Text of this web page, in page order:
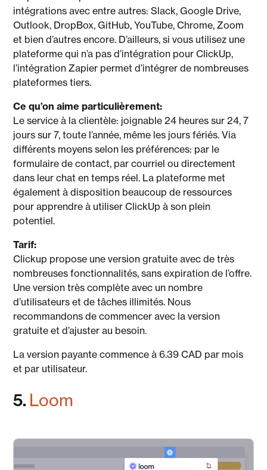
intégrations avec entre autres: Slack, Google Drive,
Outlook, DropBox, GitHub, YouTube, Chrome, Zoom
et bien d’autres encore. D’ailleurs, si vous utilisez une
plateforme qui n’a pas d’intégration pour ClickUp,
l’intégration Zapier permet d’intégrer de nombreuses
plateformes tiers.
Ce qu’on aime particulièrement:
Le service à la clientèle: joignable 24 heures sur 24, 7
jours sur 7, toute l’année, même les jours fériés. Via
différents moyens selon les préférences: par le
formulaire de contact, par courriel ou directement
dans leur chat en temps réel. La plateforme met
également à disposition beaucoup de ressources
pour apprendre à utiliser ClickUp à son plein
potentiel.
Tarif:
Clickup propose une version gratuite avec de très
nombreuses fonctionnalités, sans expiration de l’offre.
Une version très complète avec un nombre
d’utilisateurs et de tâches illimités. Nous
recommandons de commencer avec la version
gratuite et d’ajuster au besoin.
La version payante commence à 6.39 CAD par mois
et par utilisateur.
5. Loom